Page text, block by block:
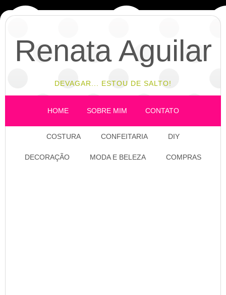
Renata Aguilar
DEVAGAR... ESTOU DE SALTO!
HOME SOBRE MIM CONTATO
COSTURA CONFEITARIA DIY
DECORAÇÃO MODA E BELEZA COMPRAS